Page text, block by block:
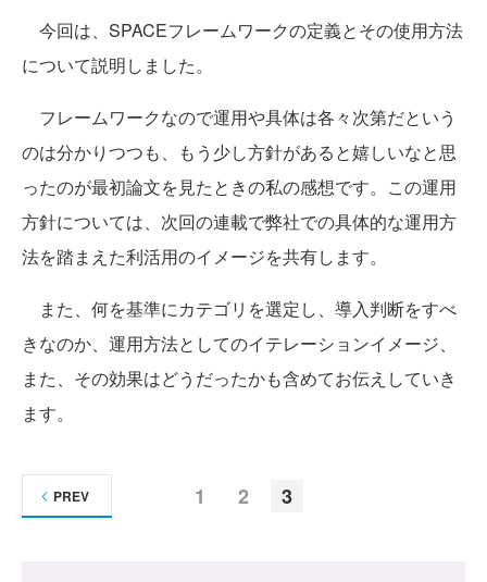
今回は、SPACEフレームワークの定義とその使用方法
について説明しました。
フレームワークなので運用や具体は各々次第だという
のは分かりつつも、もう少し方針があると嬉しいなと思
ったのが最初論文を見たときの私の感想です。この運用
方針については、次回の連載で弊社での具体的な運用方
法を踏まえた利活用のイメージを共有します。
また、何を基準にカテゴリを選定し、導入判断をすべ
きなのか、運用方法としてのイテレーションイメージ、
また、その効果はどうだったかも含めてお伝えしていき
ます。
1 2 3
PREV